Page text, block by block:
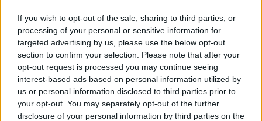
If you wish to opt-out of the sale, sharing to third parties, or
processing of your personal or sensitive information for
targeted advertising by us, please use the below opt-out
section to confirm your selection. Please note that after your
opt-out request is processed you may continue seeing
interest-based ads based on personal information utilized by
us or personal information disclosed to third parties prior to
your opt-out. You may separately opt-out of the further
disclosure of your personal information by third parties on the
Imre Hilda
Oktatás és nevelés területén dolgozom, de minden
szabadidőmben írok. Szeretek belesni a hétköznapok függönye
mögé és közben keresem az embert, a nőt a jól legyártott álarcok
mögött. Néha meséket is írok, de gyakrabban novellákat,
cikkeket és apró vicces történeteket.